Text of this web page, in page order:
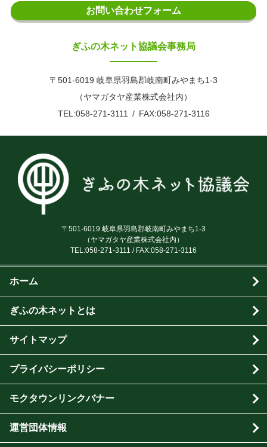
お問い合わせフォーム
ぎふの木ネット協議会事務局
〒501-6019 岐阜県羽島郡岐南町みやまち1-3
（ヤマガタヤ産業株式会社内）
TEL:058-271-3111
FAX:058-271-3116
〒501-6019 岐阜県羽島郡岐南町みやまち1-3
（ヤマガタヤ産業株式会社内）
TEL:058-271-3111 / FAX:058-271-3116
ホーム
ぎふの木ネットとは
サイトマップ
プライバシーポリシー
モクタウンリンクバナー
運営団体情報